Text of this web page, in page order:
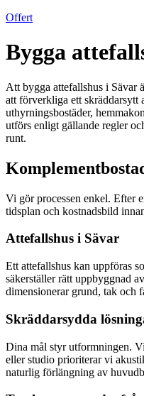
Offert
Bygga
Att bygga attefallshus i Sävar
att förverkliga ett skräddarsytt
uthyrningsbostäder,
utförs enligt gällande regler
runt.
Vi gör processen enkel. Efter
tidsplan och kostnadsbild
Attefallshus i Sävar
Ett attefallshus kan uppföras
säkerställer rätt uppbyggnad
dimensionerar grund, tak och
Skräddarsydda
Dina mål styr utformningen.
eller studio prioriterar vi
naturlig förlängning av